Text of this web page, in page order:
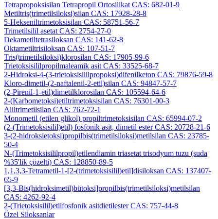
Tetrapropoksisilan Tetrapropil Ortosilikat CAS: 682-01-9
Metiltris(trimetilsiloksi)silan CAS: 17928-28-8
5-Hekseniltrimetoksisilan CAS: 58751-56-7
Trimetilsilil asetat CAS: 2754-27-0
Dekametiltetrasiloksan CAS: 141-62-8
Oktametiltrisiloksan CAS: 107-51-7
Tris(trimetilsiloksi)klorosilan CAS: 17905-99-6
Trietoksisililpropilmaleamik asit CAS: 33525-68-7
2-Hidroksi-4-(3-trietoksisililpropoksi)difenilketon CAS: 79876-59-8
Kloro-dimetil-(2-naftalenil-2-etil)silan CAS: 94847-57-7
(2-Pirenil-1-etil)dimetilklorosilan CAS: 105594-64-6
2-(Karbometoksi)etiltrimetoksisilan CAS: 76301-00-3
Aliltrimetilsilan CAS: 762-72-1
Monometil (etilen glikol) propiltrimetoksisilan CAS: 65994-07-2
(2-(Trimetoksisilil)etil) fosfonik asit, dimetil ester CAS: 20728-21-6
3-(2-hidroksietoksi)propilbis(trimetilsiloksi)metilsilan CAS: 23785-
50-4
N-(Trimetoksisililpropil)etilendiamin triasetat trisodyum tuzu (suda
%35'lik çözelti) CAS: 128850-89-5
1,1,3,3-Tetrametil-1-[2-(trimetoksisilil)etil]disiloksan CAS: 137407-
65-9
[3,3-Bis(hidroksimetil)bütoksi]propilbis(trimetilsiloksi)metilsilan
CAS: 4262-92-4
2-(Trietoksisilil)etilfosfonik asitdietilester CAS: 757-44-8
Özel Siloksanlar